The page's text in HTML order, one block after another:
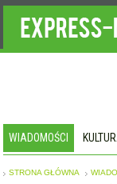
WIADOMOŚCI
STRONA GŁÓWNA